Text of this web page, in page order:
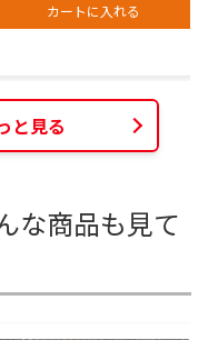
カートに入れる
と見る
な商品も見て